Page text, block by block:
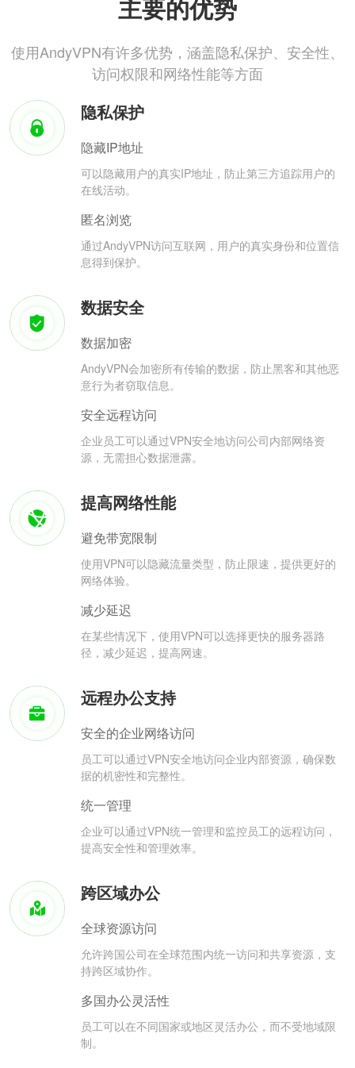
主要的优势
使用AndyVPN有许多优势，涵盖隐私保护、安全性、
访问权限和网络性能等方面
隐私保护
隐藏IP地址
可以隐藏用户的真实IP地址，防止第三方追踪用户的
在线活动。
匿名浏览
通过AndyVPN访问互联网，用户的真实身份和位置信
息得到保护。
数据安全
数据加密
AndyVPN会加密所有传输的数据，防止黑客和其他恶
意行为者窃取信息。
安全远程访问
企业员工可以通过VPN安全地访问公司内部网络资
源，无需担心数据泄露。
提高网络性能
避免带宽限制
使用VPN可以隐藏流量类型，防止限速，提供更好的
网络体验。
减少延迟
在某些情况下，使用VPN可以选择更快的服务器路
径，减少延迟，提高网速。
远程办公支持
安全的企业网络访问
员工可以通过VPN安全地访问企业内部资源，确保数
据的机密性和完整性。
统一管理
企业可以通过VPN统一管理和监控员工的远程访问，
提高安全性和管理效率。
跨区域办公
全球资源访问
允许跨国公司在全球范围内统一访问和共享资源，支
持跨区域协作。
多国办公灵活性
员工可以在不同国家或地区灵活办公，而不受地域限
制。